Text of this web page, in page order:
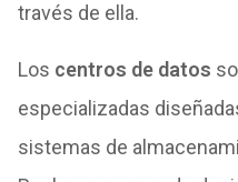
través de ella.
Los centros de datos
especializadas
sistemas de